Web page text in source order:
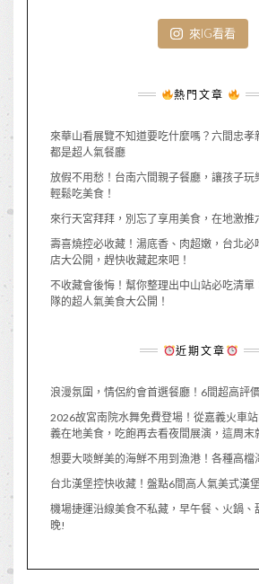
來IG看看
熱門文章
來華山看展覽不知道要吃什麼嗎？六間忠孝
都是超人氣餐廳
放假不用愁！台南六間親子餐廳，讓孩子玩
輕鬆吃美食！
來行天宮拜拜，別忘了享用美食，在地激推
壽喜燒控必收藏！湯底香、肉超嫩，台北必
店大公開，趕快收藏起來吧！
不收藏會後悔！幫你整理出中山站必吃清單
隊的超人氣美食大公開！
近期文章
浪漫氛圍，情侶約會首選餐廳！6間超高評
2026故宮南院水舞免費登場！從嘉義火車
義在地美食，吃飽再去看夜間展演，這周末
想要大啖鮮美的海鮮不用到漁港！各種高檔
台北漢堡控快收藏！盤點6間高人氣美式漢
機場捷運沿線美食不私藏，早午餐、火鍋、
晚!